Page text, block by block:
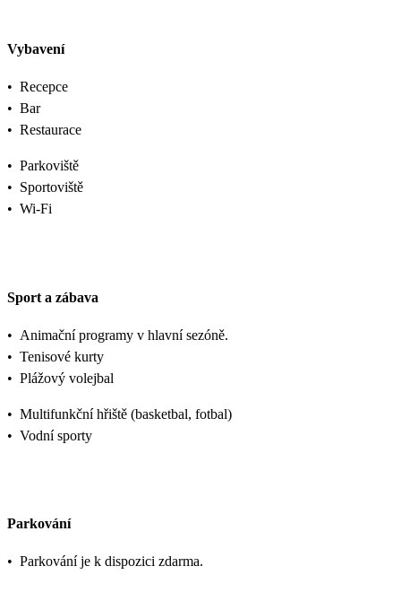
Vybavení
• Recepce
• Bar
• Restaurace
• Parkoviště
• Sportoviště
• Wi-Fi
Sport a zábava
• Animační programy v hlavní sezóně.
• Tenisové kurty
• Plážový volejbal
• Multifunkční hřiště (basketbal, fotbal)
• Vodní sporty
Parkování
• Parkování je k dispozici zdarma.